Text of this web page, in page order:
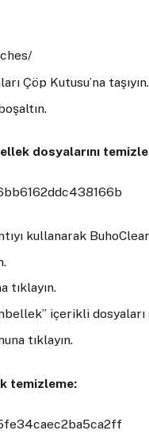
Çöp Kutusu’na taşıyın.
dosyalarını
kullanarak
tıklayın.
içerikli dosyaları
tıklayın.
temizleme: